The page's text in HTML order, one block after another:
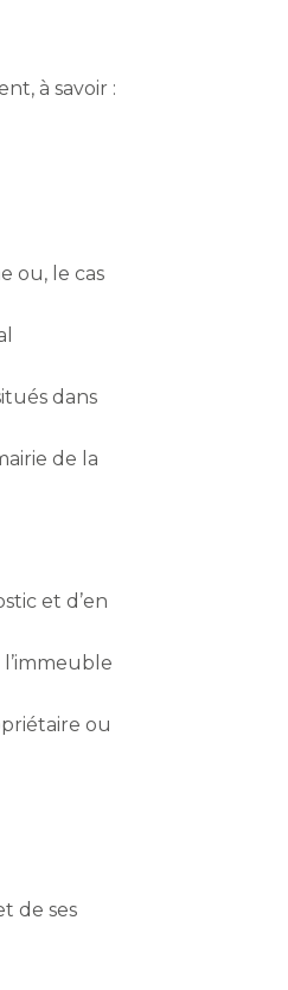
à savoir :
ou, le cas
dans
de la
et d’en
ou
de ses